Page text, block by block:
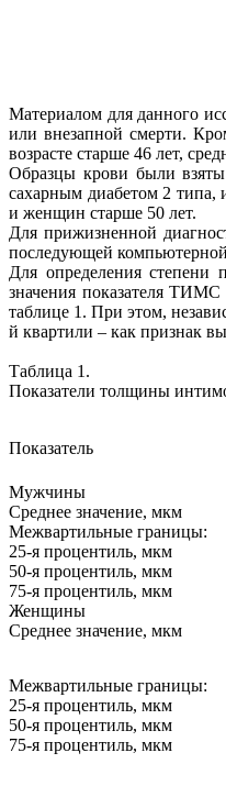
Материалом для данного
или внезапной смерти.
возрасте старше 46 лет,
Образцы крови были взяты
сахарным диабетом 2 типа,
и женщин старше 50 лет.
Для прижизненной
последующей
Для определения степени
значения показателя
таблице 1. При этом,
й квартили – как признак
Таблица 1.
Показатели толщины
Показатель
Мужчины
Среднее значение, мкм
Межвартильные границы:
25-я процентиль, мкм
50-я процентиль, мкм
75-я процентиль, мкм
Женщины
Среднее значение, мкм
Межвартильные границы:
25-я процентиль, мкм
50-я процентиль, мкм
75-я процентиль, мкм